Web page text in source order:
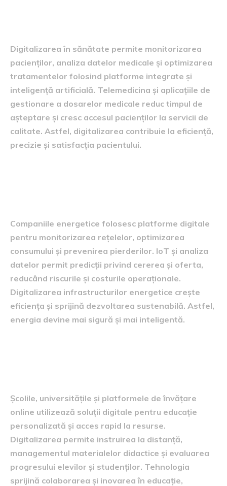
Digitalizarea în sănătate permite monitorizarea
pacienților, analiza datelor medicale și optimizarea
tratamentelor folosind platforme integrate și
inteligență artificială. Telemedicina și aplicațiile de
gestionare a dosarelor medicale reduc timpul de
așteptare și cresc accesul pacienților la servicii de
calitate. Astfel, digitalizarea contribuie la eficiență,
precizie și satisfacția pacientului.
Companiile energetice folosesc platforme digitale
pentru monitorizarea rețelelor, optimizarea
consumului și prevenirea pierderilor. IoT și analiza
datelor permit predicții privind cererea și oferta,
reducând riscurile și costurile operaționale.
Digitalizarea infrastructurilor energetice crește
eficiența și sprijină dezvoltarea sustenabilă. Astfel,
energia devine mai sigură și mai inteligentă.
Școlile, universitățile și platformele de învățare
online utilizează soluții digitale pentru educație
personalizată și acces rapid la resurse.
Digitalizarea permite instruirea la distanță,
managementul materialelor didactice și evaluarea
progresului elevilor și studenților. Tehnologia
sprijină colaborarea și inovarea în educație,